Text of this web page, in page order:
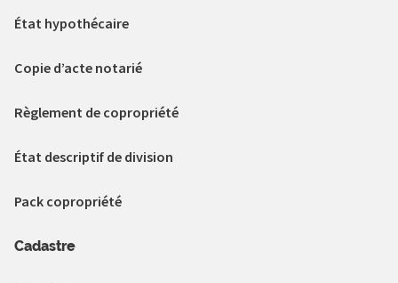
État hypothécaire
Copie d’acte notarié
Règlement de copropriété
État descriptif de division
Pack copropriété
Cadastre